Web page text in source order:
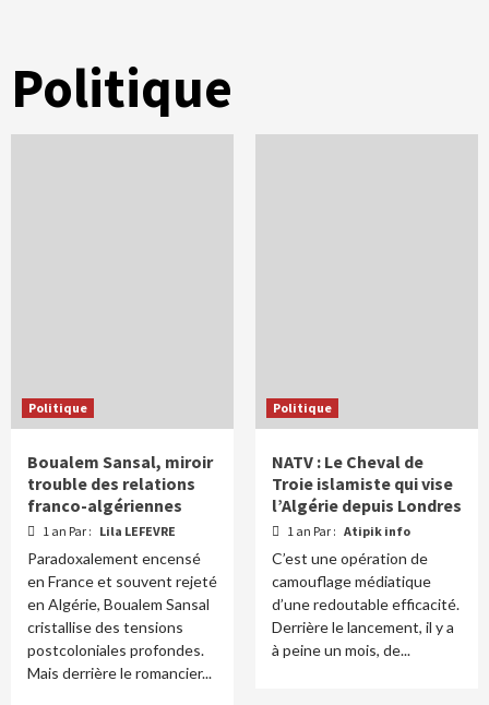
Politique
Politique
Boualem Sansal, miroir
trouble des relations
franco-algériennes
1 an Par : Lila LEFEVRE
Paradoxalement encensé
en France et souvent rejeté
en Algérie, Boualem Sansal
cristallise des tensions
postcoloniales profondes.
Mais derrière le romancier...
Politique
NATV : Le Cheval de
Troie islamiste qui vise
l’Algérie depuis Londres
1 an Par : Atipik info
C’est une opération de
camouflage médiatique
d’une redoutable efficacité.
Derrière le lancement, il y a
à peine un mois, de...